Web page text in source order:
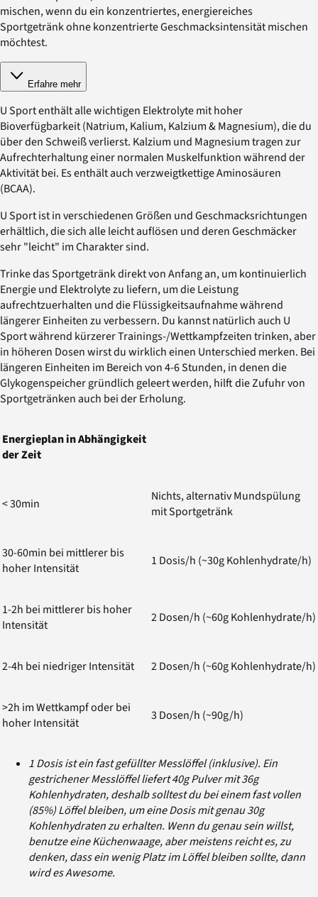
mischen, wenn du ein konzentriertes, energiereiches
Sportgetränk ohne konzentrierte Geschmacksintensität mischen
möchtest.
Erfahre mehr
U Sport enthält alle wichtigen Elektrolyte mit hoher
Bioverfügbarkeit (Natrium, Kalium, Kalzium & Magnesium), die du
über den Schweiß verlierst. Kalzium und Magnesium tragen zur
Aufrechterhaltung einer normalen Muskelfunktion während der
Aktivität bei. Es enthält auch verzweigtkettige Aminosäuren
(BCAA).
U Sport ist in verschiedenen Größen und Geschmacksrichtungen
erhältlich, die sich alle leicht auflösen und deren Geschmäcker
sehr "leicht" im Charakter sind.
Trinke das Sportgetränk direkt von Anfang an, um kontinuierlich
Energie und Elektrolyte zu liefern, um die Leistung
aufrechtzuerhalten und die Flüssigkeitsaufnahme während
längerer Einheiten zu verbessern. Du kannst natürlich auch U
Sport während kürzerer Trainings-/Wettkampfzeiten trinken, aber
in höheren Dosen wirst du wirklich einen Unterschied merken. Bei
längeren Einheiten im Bereich von 4-6 Stunden, in denen die
Glykogenspeicher gründlich geleert werden, hilft die Zufuhr von
Sportgetränken auch bei der Erholung.
Energieplan in Abhängigkeit
der Zeit
< 30min
Nichts, alternativ Mundspülung
mit Sportgetränk
30-60min bei mittlerer bis
hoher Intensität
1 Dosis/h (~30g Kohlenhydrate/h)
1-2h bei mittlerer bis hoher
Intensität
2 Dosen/h (~60g Kohlenhydrate/h)
2-4h bei niedriger Intensität 2 Dosen/h (~60g Kohlenhydrate/h)
>2h im Wettkampf oder bei
hoher Intensität
3 Dosen/h (~90g/h)
1 Dosis ist ein fast gefüllter Messlöffel (inklusive). Ein
gestrichener Messlöffel liefert 40g Pulver mit 36g
Kohlenhydraten, deshalb solltest du bei einem fast vollen
(85%) Löffel bleiben, um eine Dosis mit genau 30g
Kohlenhydraten zu erhalten. Wenn du genau sein willst,
benutze eine Küchenwaage, aber meistens reicht es, zu
denken, dass ein wenig Platz im Löffel bleiben sollte, dann
wird es Awesome.